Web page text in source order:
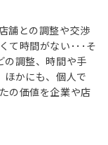
舗との調整や交渉
て時間がない･･･そ
の調整、時間や手
ほかにも、個人で
の価値を企業や店